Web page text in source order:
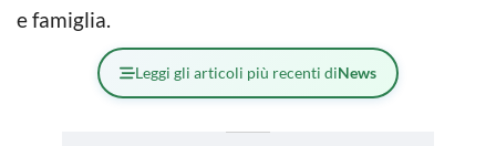
e famiglia.
Leggi gli articoli più recenti diNews